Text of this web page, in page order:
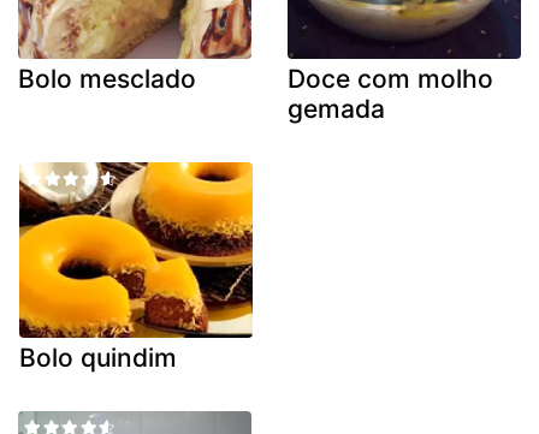
Bolo mesclado
Doce com molho
gemada
Bolo quindim